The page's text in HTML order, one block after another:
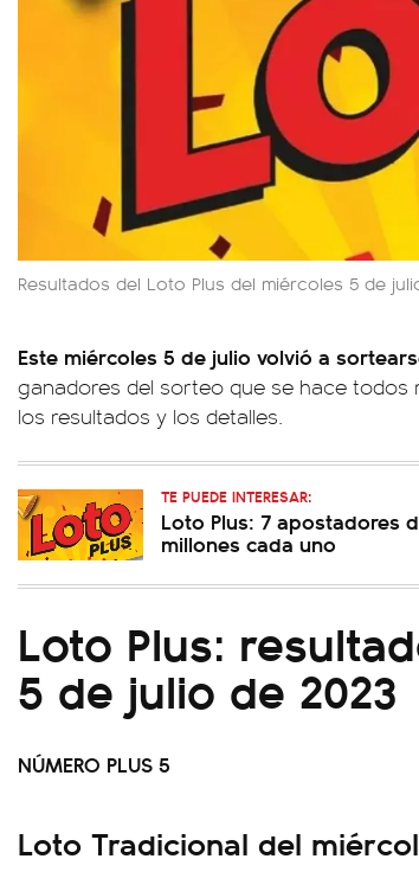
Resultados del Loto Plus del miércoles 5 de
Este miércoles 5 de julio volvió a
ganadores del sorteo que se hace todos
los resultados y los detalles.
TE PUEDE INTERESAR:
Loto Plus: 7 apostadores
millones cada uno
Loto Plus:
5 de julio de 2023
NÚMERO PLUS 5
Loto Tradicional del